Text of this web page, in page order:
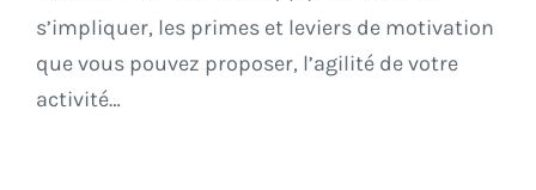
s’impliquer, les primes et leviers de motivation
que vous pouvez proposer, l’agilité de votre
activité…